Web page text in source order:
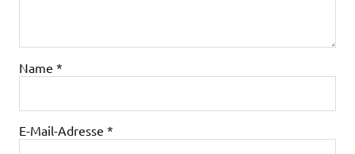
Name *
E-Mail-Adresse *